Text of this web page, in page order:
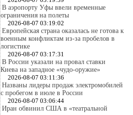
В аэропорту Уфы ввели временные
ограничения на полеты
2026-08-07 03:19:02
Европейская страна оказалась не готова к
военным конфликтам из-за пробелов в
логистике
2026-08-07 03:17:31
В России указали на провал ставки
Киева на западное «чудо-оружие»
2026-08-07 03:11:36
Названы лидеры продаж электромобилей
с пробегом в июле в России
2026-08-07 03:06:44
Иран обвинил США в «театральной